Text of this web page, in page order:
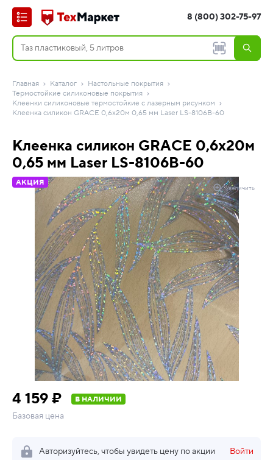
8 (800) 302-75-97
Главная Каталог
Настольные покрытия
Термостойкие силиконовые покрытия
Клеенки силиконовые термостойкие с лазерным рисунком
Клеенка силикон GRACE 0,6х20м 0,65 мм Laser LS-8106B-60
Клеенка силикон GRACE 0,6х20м
0,65 мм Laser LS-8106B-60
АКЦИЯ
Увеличить
4 159 ₽ В НАЛИЧИИ
Базовая цена
Авторизуйтесь, чтобы увидеть цену по акции Войти